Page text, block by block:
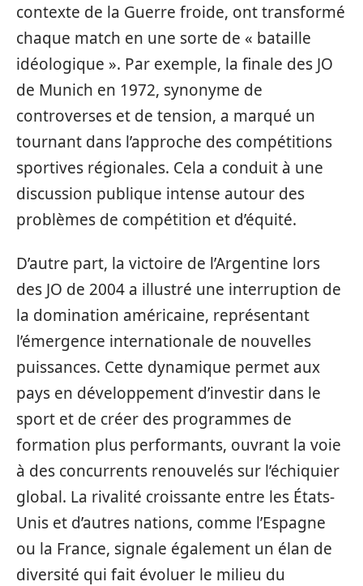
contexte de la Guerre froide, ont transformé
chaque match en une sorte de « bataille
idéologique ». Par exemple, la finale des JO
de Munich en 1972, synonyme de
controverses et de tension, a marqué un
tournant dans l’approche des compétitions
sportives régionales. Cela a conduit à une
discussion publique intense autour des
problèmes de compétition et d’équité.
D’autre part, la victoire de l’Argentine lors
des JO de 2004 a illustré une interruption de
la domination américaine, représentant
l’émergence internationale de nouvelles
puissances. Cette dynamique permet aux
pays en développement d’investir dans le
sport et de créer des programmes de
formation plus performants, ouvrant la voie
à des concurrents renouvelés sur l’échiquier
global. La rivalité croissante entre les États-
Unis et d’autres nations, comme l’Espagne
ou la France, signale également un élan de
diversité qui fait évoluer le milieu du